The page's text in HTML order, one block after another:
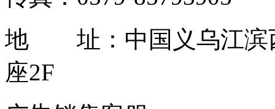
地 址：中国义乌江滨
座2F